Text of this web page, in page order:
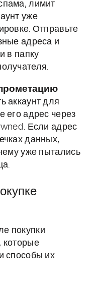
лимит
уже
Отправьте
адреса и
в папку
аккаунт для
его адрес через
Если адрес
данных,
уже пытались
покупки
которые
способы их